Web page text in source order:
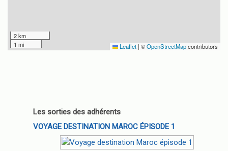
2 km
1 mi
Leaflet | ©OpenStreetMapcontributors
Les sorties des adhérents
VOYAGE DESTINATION MAROC ÉPISODE 1